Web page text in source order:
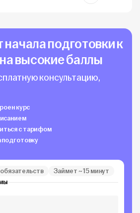
начала подготовки к
высокие баллы
консультацию,
курс
с тарифом
Займет ~ 15 минут